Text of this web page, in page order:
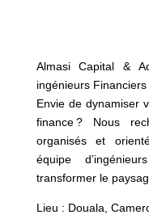
Almasi Capital &
ingénieurs Financiers
Envie de dynamiser
finance ? Nous
organisés et
équipe
transformer le
Lieu : Douala,